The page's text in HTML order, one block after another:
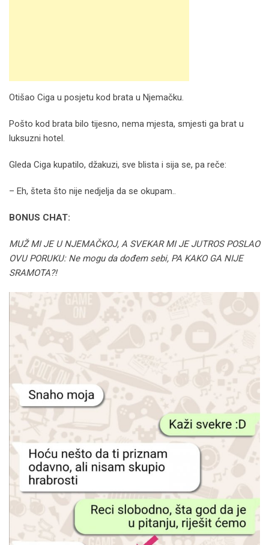
Otišao Ciga u posjetu kod brata u Njemačku.
Pošto kod brata bilo tijesno, nema mjesta, smjesti ga brat u
luksuzni hotel.
Gleda Ciga kupatilo, džakuzi, sve blista i sija se, pa reče:
– Eh, šteta što nije nedjelja da se okupam..
BONUS CHAT:
MUŽ MI JE U NJEMAČKOJ, A SVEKAR MI JE JUTROS POSLAO
OVU PORUKU: Ne mogu da dođem sebi, PA KAKO GA NIJE
SRAMOTA?!